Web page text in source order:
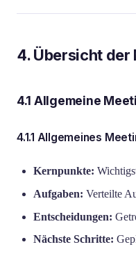
4. Übersicht
4.1 Allgemeine
4.1.1 Allgemeines
Kernpunkte:
Aufgaben: Verteilte
Entscheidungen:
Nächste Schritte: